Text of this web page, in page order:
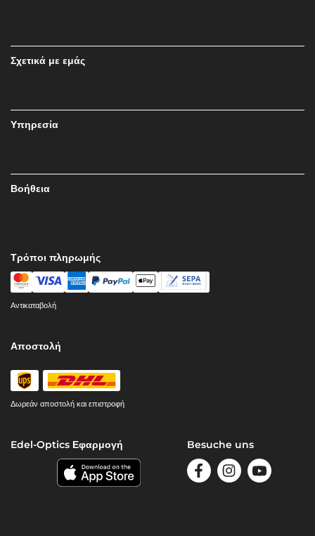
Σχετικά με εμάς
Υπηρεσία
Βοήθεια
Τρόποι πληρωμής
Αντικαταβολή
Αποστολή
Δωρεάν αποστολή και επιστροφή
Edel-Optics Εφαρμογή Besuche uns